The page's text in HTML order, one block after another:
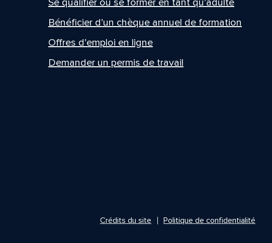
Se qualifier ou se former en tant qu’adulte
Bénéficier d’un chèque annuel de formation
Offres d’emploi en ligne
Demander un permis de travail
Crédits du site Politique de confidentialité